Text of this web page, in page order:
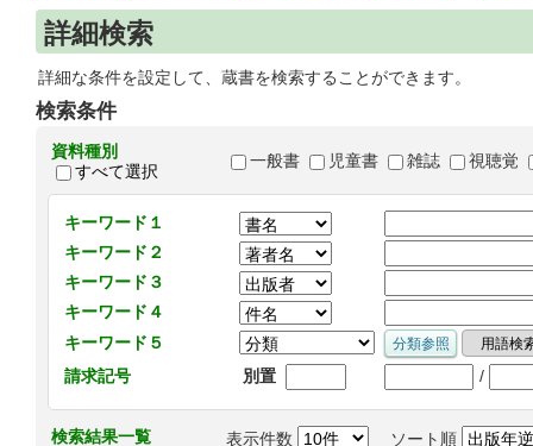
詳細検索
詳細な条件を設定して、蔵書を検索することができます。
検索条件
資料種別
すべて選択
一般書 児童書 雑誌 視聴覚
キーワード１
キーワード２
キーワード３
キーワード４
キーワード５
請求記号
別置 /
検索結果一覧 表示件数 ソート順